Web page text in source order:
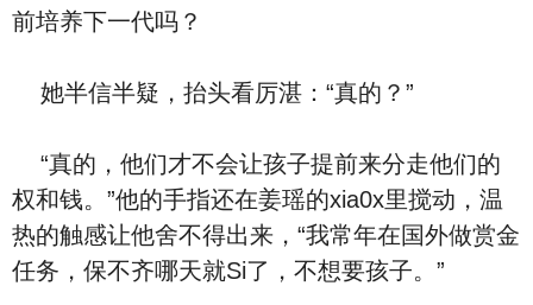
前培养下一代吗？
她半信半疑，抬头看厉湛：“真的？”
“真的，他们才不会让孩子提前来分走他们的
权和钱。”他的手指还在姜瑶的xia0x里搅动，温
热的触感让他舍不得出来，“我常年在国外做赏金
任务，保不齐哪天就Si了，不想要孩子。”